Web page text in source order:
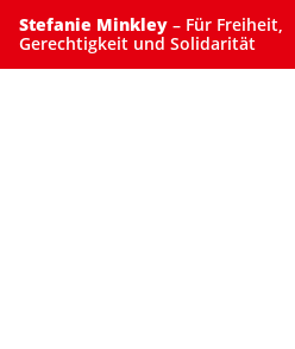
Stefanie Minkley – Für Freiheit,
Gerechtigkeit und Solidarität